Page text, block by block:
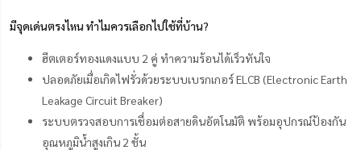
มีจุดเด่นตรงไหน ทำไมควรเลือกไปใช้ที่บ้าน?
ฮีตเตอร์ทองแดงแบบ 2 คู่ ทำความร้อนได้เร็วทันใจ
ปลอดภัยเมื่อเกิดไฟรั่วด้วยระบบเบรกเกอร์ ELCB (Electronic Earth
Leakage Circuit Breaker)
ระบบตรวจสอบการเชื่อมต่อสายดินอัตโนมัติ พร้อมอุปกรณ์ป้องกัน
อุณหภูมิน้ำสูงเกิน 2 ชั้น